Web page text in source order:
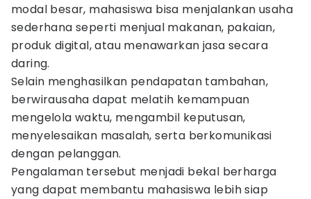
modal besar, mahasiswa bisa menjalankan usaha
sederhana seperti menjual makanan, pakaian,
produk digital, atau menawarkan jasa secara
daring.
Selain menghasilkan pendapatan tambahan,
berwirausaha dapat melatih kemampuan
mengelola waktu, mengambil keputusan,
menyelesaikan masalah, serta berkomunikasi
dengan pelanggan.
Pengalaman tersebut menjadi bekal berharga
yang dapat membantu mahasiswa lebih siap